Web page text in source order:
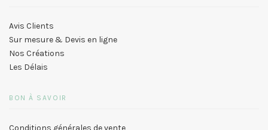
Avis Clients
Sur mesure & Devis en ligne
Nos Créations
Les Délais
BON À SAVOIR